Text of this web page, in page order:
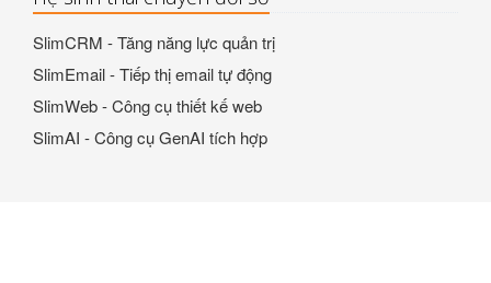
SlimCRM - Tăng năng lực quản trị
SlimEmail - Tiếp thị email tự động
SlimWeb - Công cụ thiết kế web
SlimAI - Công cụ GenAI tích hợp